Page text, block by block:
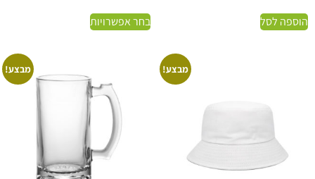
הוספה לסל בחר אפשרויות
מבצע! מבצע!